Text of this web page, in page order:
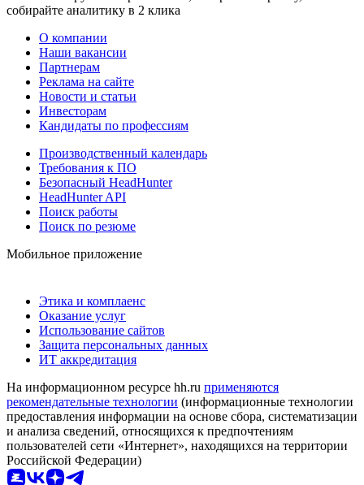
собирайте аналитику в 2 клика
О компании
Наши вакансии
Партнерам
Реклама на сайте
Новости и статьи
Инвесторам
Кандидаты по профессиям
Производственный календарь
Требования к ПО
Безопасный HeadHunter
HeadHunter API
Поиск работы
Поиск по резюме
Мобильное приложение
Этика и комплаенс
Оказание услуг
Использование сайтов
Защита персональных данных
ИТ аккредитация
На информационном ресурсе hh.ru применяются
рекомендательные технологии (информационные технологии
предоставления информации на основе сбора, систематизации
и анализа сведений, относящихся к предпочтениям
пользователей сети «Интернет», находящихся на территории
Российской Федерации)